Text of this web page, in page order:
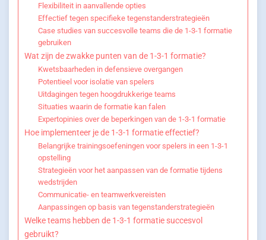
Flexibiliteit in aanvallende opties
Effectief tegen specifieke tegenstanderstrategieën
Case studies van succesvolle teams die de 1-3-1 formatie
gebruiken
Wat zijn de zwakke punten van de 1-3-1 formatie?
Kwetsbaarheden in defensieve overgangen
Potentieel voor isolatie van spelers
Uitdagingen tegen hoogdrukkerige teams
Situaties waarin de formatie kan falen
Expertopinies over de beperkingen van de 1-3-1 formatie
Hoe implementeer je de 1-3-1 formatie effectief?
Belangrijke trainingsoefeningen voor spelers in een 1-3-1
opstelling
Strategieën voor het aanpassen van de formatie tijdens
wedstrijden
Communicatie- en teamwerkvereisten
Aanpassingen op basis van tegenstanderstrategieën
Welke teams hebben de 1-3-1 formatie succesvol
gebruikt?